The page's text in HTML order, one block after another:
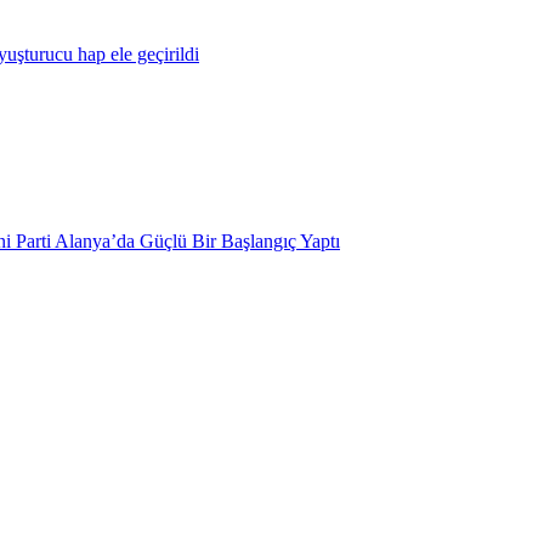
hap ele geçirildi
Parti Alanya’da Güçlü Bir Başlangıç Yaptı